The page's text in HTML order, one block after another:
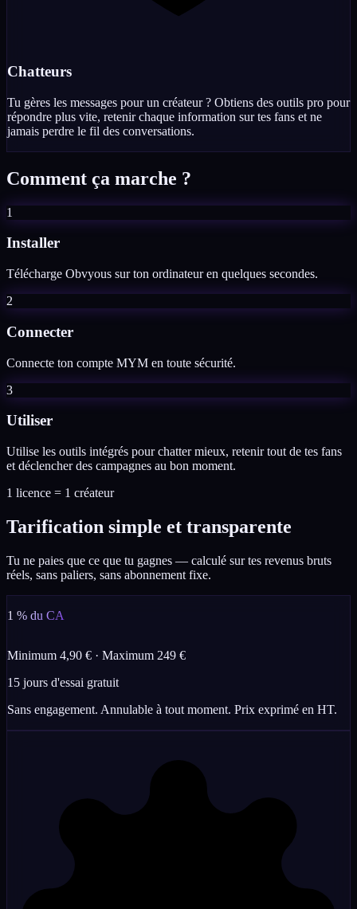
Chatteurs
Tu gères les messages pour un créateur ? Obtiens des outils pro pour
répondre plus vite, retenir chaque information sur tes fans et ne
jamais perdre le fil des conversations.
Comment ça marche ?
1
Installer
Télécharge Obvyous sur ton ordinateur en quelques secondes.
2
Connecter
Connecte ton compte MYM en toute sécurité.
3
Utiliser
Utilise les outils intégrés pour chatter mieux, retenir tout de tes fans
et déclencher des campagnes au bon moment.
1 licence = 1 créateur
Tarification simple et transparente
Tu ne paies que ce que tu gagnes — calculé sur tes revenus bruts
réels, sans paliers, sans abonnement fixe.
1 % du CA
Minimum 4,90 € · Maximum 249 €
15 jours d'essai gratuit
Sans engagement. Annulable à tout moment. Prix exprimé en HT.